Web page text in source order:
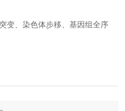
变、染色体步移、基因组全序